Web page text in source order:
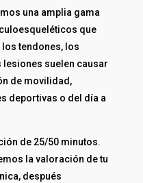
una amplia gama
que
tendones, los
suelen causar
de movilidad,
deportivas o del día a
de 25/50 minutos.
la valoración de tu
después